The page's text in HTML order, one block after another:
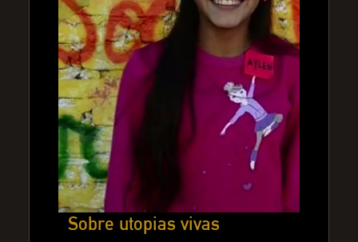
Sobre utopias vivas